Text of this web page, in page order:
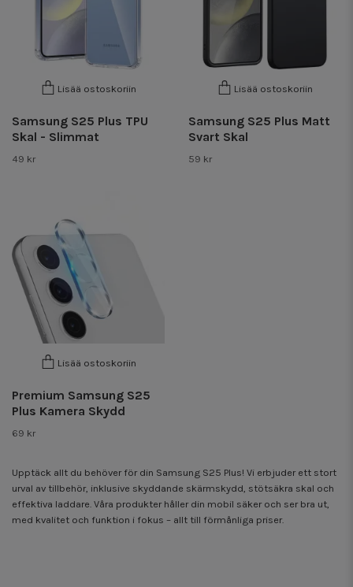
Lisää ostoskoriin
Samsung S25 Plus TPU
Skal - Slimmat
49 kr
Lisää ostoskoriin
Samsung S25 Plus Matt
Svart Skal
59 kr
Lisää ostoskoriin
Premium Samsung S25
Plus Kamera Skydd
69 kr
Upptäck allt du behöver för din Samsung S25 Plus! Vi erbjuder ett stort
urval av tillbehör, inklusive skyddande skärmskydd, stötsäkra skal och
effektiva laddare. Våra produkter håller din mobil säker och ser bra ut,
med kvalitet och funktion i fokus – allt till förmånliga priser.